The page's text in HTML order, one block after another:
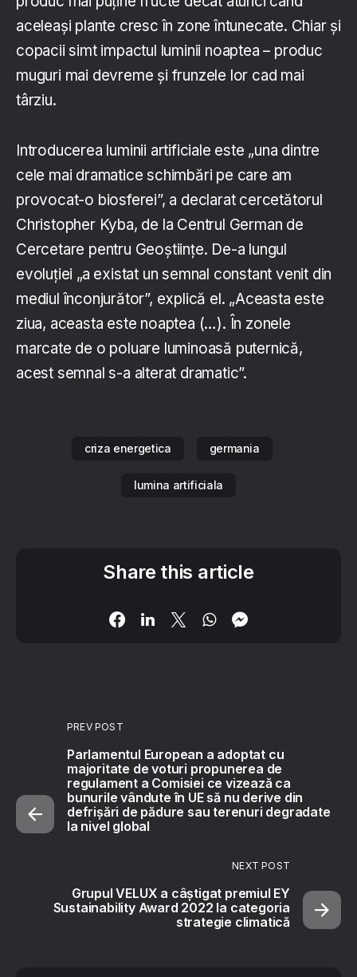
aceleași plante cresc în zone întunecate. Chiar și
copacii simt impactul luminii noaptea – produc
muguri mai devreme și frunzele lor cad mai
târziu.
Introducerea luminii artificiale este „una dintre
cele mai dramatice schimbări pe care am
provocat-o biosferei”, a declarat cercetătorul
Christopher Kyba, de la Centrul German de
Cercetare pentru Geoștiințe. De-a lungul
evoluției „a existat un semnal constant venit din
mediul înconjurător”, explică el. „Aceasta este
ziua, aceasta este noaptea (…). În zonele
marcate de o poluare luminoasă puternică,
acest semnal s-a alterat dramatic”.
criza energetica germania
lumina artificiala
Share this article
PREV POST
Parlamentul European a adoptat cu
majoritate de voturi propunerea de
regulament a Comisiei ce vizează ca
bunurile vândute în UE să nu derive din
defrișări de pădure sau terenuri degradate
la nivel global
NEXT POST
Grupul VELUX a câștigat premiul EY
Sustainability Award 2022 la categoria
strategie climatică